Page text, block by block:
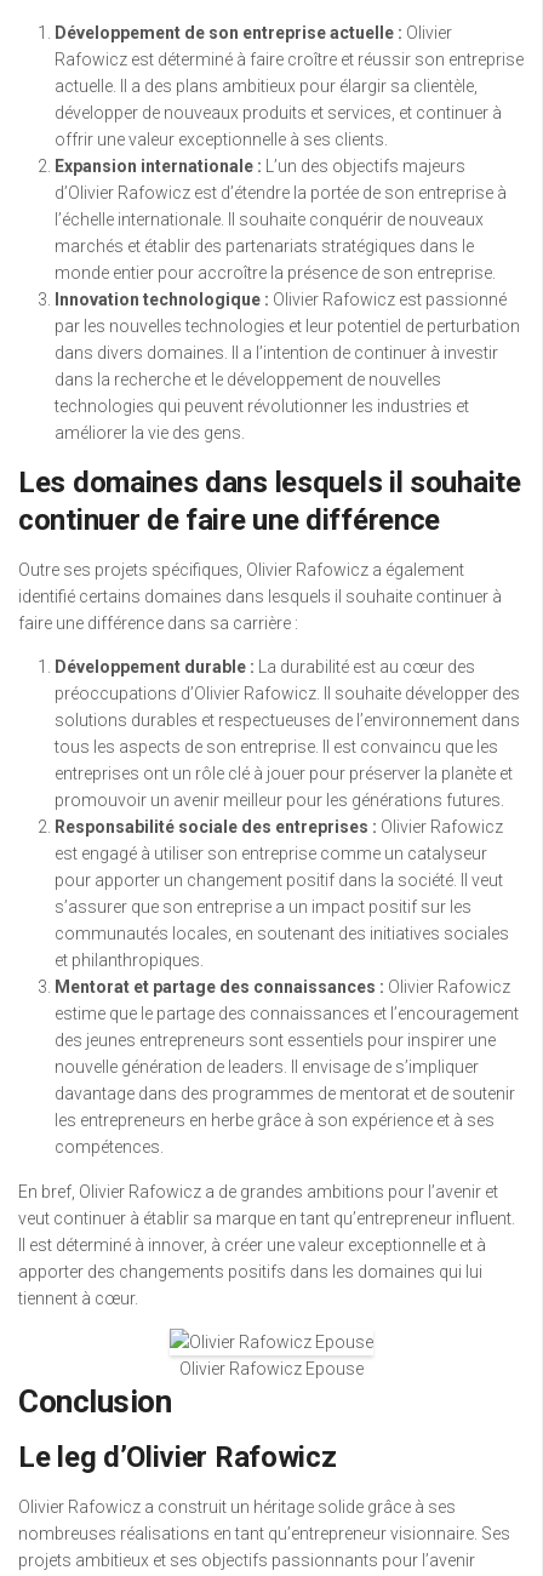
Développement de son entreprise actuelle : Olivier
Rafowicz est déterminé à faire croître et réussir son entreprise
actuelle. Il a des plans ambitieux pour élargir sa clientèle,
développer de nouveaux produits et services, et continuer à
offrir une valeur exceptionnelle à ses clients.
Expansion internationale : L’un des objectifs majeurs
d’Olivier Rafowicz est d’étendre la portée de son entreprise à
l’échelle internationale. Il souhaite conquérir de nouveaux
marchés et établir des partenariats stratégiques dans le
monde entier pour accroître la présence de son entreprise.
Innovation technologique : Olivier Rafowicz est passionné
par les nouvelles technologies et leur potentiel de perturbation
dans divers domaines. Il a l’intention de continuer à investir
dans la recherche et le développement de nouvelles
technologies qui peuvent révolutionner les industries et
améliorer la vie des gens.
Les domaines dans lesquels il souhaite
continuer de faire une différence
Outre ses projets spécifiques, Olivier Rafowicz a également
identifié certains domaines dans lesquels il souhaite continuer à
faire une différence dans sa carrière :
Développement durable : La durabilité est au cœur des
préoccupations d’Olivier Rafowicz. Il souhaite développer des
solutions durables et respectueuses de l’environnement dans
tous les aspects de son entreprise. Il est convaincu que les
entreprises ont un rôle clé à jouer pour préserver la planète et
promouvoir un avenir meilleur pour les générations futures.
Responsabilité sociale des entreprises : Olivier Rafowicz
est engagé à utiliser son entreprise comme un catalyseur
pour apporter un changement positif dans la société. Il veut
s’assurer que son entreprise a un impact positif sur les
communautés locales, en soutenant des initiatives sociales
et philanthropiques.
Mentorat et partage des connaissances : Olivier Rafowicz
estime que le partage des connaissances et l’encouragement
des jeunes entrepreneurs sont essentiels pour inspirer une
nouvelle génération de leaders. Il envisage de s’impliquer
davantage dans des programmes de mentorat et de soutenir
les entrepreneurs en herbe grâce à son expérience et à ses
compétences.
En bref, Olivier Rafowicz a de grandes ambitions pour l’avenir et
veut continuer à établir sa marque en tant qu’entrepreneur influent.
Il est déterminé à innover, à créer une valeur exceptionnelle et à
apporter des changements positifs dans les domaines qui lui
tiennent à cœur.
Olivier Rafowicz Epouse
Conclusion
Le leg d’Olivier Rafowicz
Olivier Rafowicz a construit un héritage solide grâce à ses
nombreuses réalisations en tant qu’entrepreneur visionnaire. Ses
projets ambitieux et ses objectifs passionnants pour l’avenir